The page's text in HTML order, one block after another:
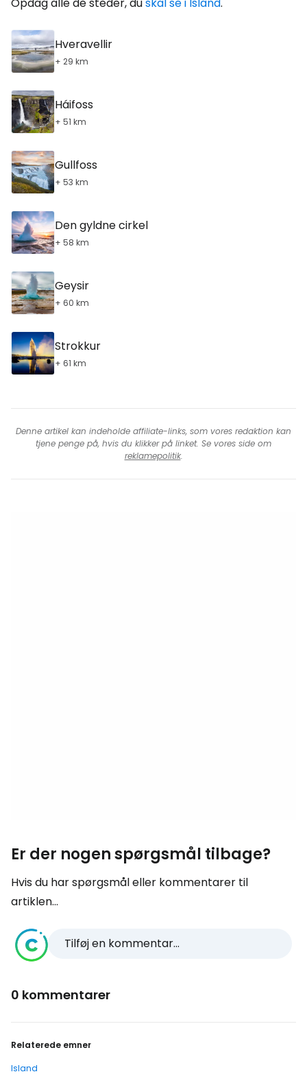
Hveravellir
+ 29 km
Háifoss
+ 51 km
Gullfoss
+ 53 km
Den gyldne cirkel
+ 58 km
Geysir
+ 60 km
Strokkur
+ 61 km
Denne artikel kan indeholde affiliate-links, som vores redaktion kan
tjene penge på, hvis du klikker på linket. Se vores side om
reklamepolitik.
Er der nogen spørgsmål tilbage?
Hvis du har spørgsmål eller kommentarer til
artiklen...
Tilføj en kommentar...
0 kommentarer
Relaterede emner
Island